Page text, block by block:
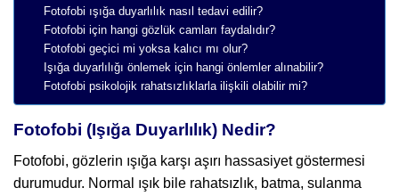
Fotofobi ışığa duyarlılık nasıl tedavi edilir?
Fotofobi için hangi gözlük camları faydalıdır?
Fotofobi geçici mi yoksa kalıcı mı olur?
Işığa duyarlılığı önlemek için hangi önlemler alınabilir?
Fotofobi psikolojik rahatsızlıklarla ilişkili olabilir mi?
Fotofobi (Işığa Duyarlılık) Nedir?
Fotofobi, gözlerin ışığa karşı aşırı hassasiyet göstermesi
durumudur. Normal ışık bile rahatsızlık, batma, sulanma